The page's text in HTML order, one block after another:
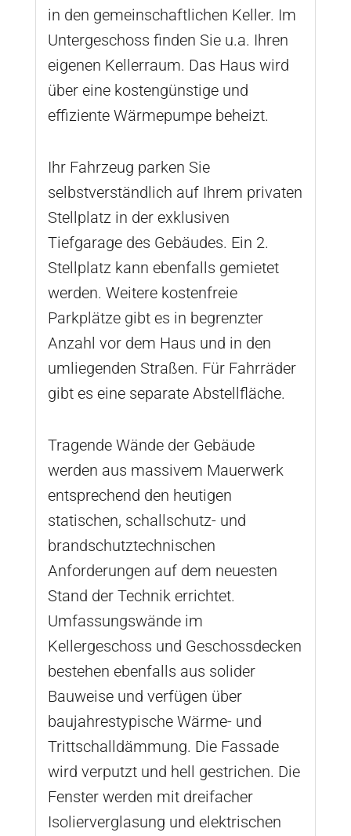
in den gemeinschaftlichen Keller. Im
Untergeschoss finden Sie u.a. Ihren
eigenen Kellerraum. Das Haus wird
über eine kostengünstige und
effiziente Wärmepumpe beheizt.
Ihr Fahrzeug parken Sie
selbstverständlich auf Ihrem privaten
Stellplatz in der exklusiven
Tiefgarage des Gebäudes. Ein 2.
Stellplatz kann ebenfalls gemietet
werden. Weitere kostenfreie
Parkplätze gibt es in begrenzter
Anzahl vor dem Haus und in den
umliegenden Straßen. Für Fahrräder
gibt es eine separate Abstellfläche.
Tragende Wände der Gebäude
werden aus massivem Mauerwerk
entsprechend den heutigen
statischen, schallschutz- und
brandschutztechnischen
Anforderungen auf dem neuesten
Stand der Technik errichtet.
Umfassungswände im
Kellergeschoss und Geschossdecken
bestehen ebenfalls aus solider
Bauweise und verfügen über
baujahrestypische Wärme- und
Trittschalldämmung. Die Fassade
wird verputzt und hell gestrichen. Die
Fenster werden mit dreifacher
Isolierverglasung und elektrischen